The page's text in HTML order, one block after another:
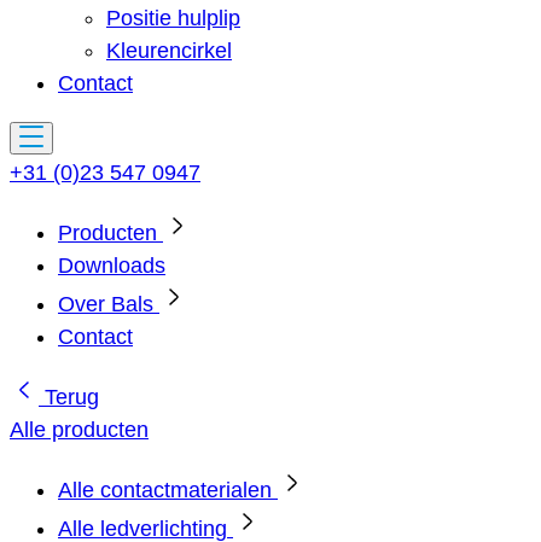
Positie hulplip
Kleurencirkel
Contact
+31 (0)23 547 0947
Producten
Downloads
Over Bals
Contact
Terug
Alle producten
Alle contactmaterialen
Alle ledverlichting